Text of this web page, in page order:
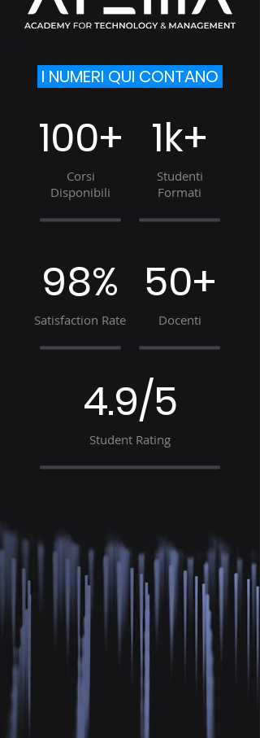
I NUMERI QUI CONTANO
100+
Corsi
Disponibili
1k+
Studenti
Formati
98%
Satisfaction Rate
50+
Docenti
4.9/5
Student Rating